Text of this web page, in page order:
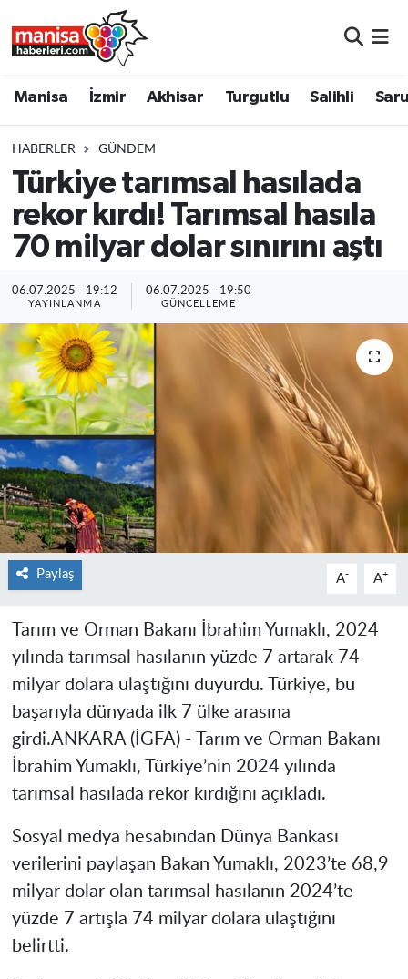
Manisa İzmir Akhisar Turgutlu Salihli
HABERLER GÜNDEM
Türkiye tarımsal hasılada
rekor kırdı! Tarımsal hasıla
70 milyar dolar sınırını aştı
06.07.2025 - 19:12
YAYINLANMA
06.07.2025 - 19:50
GÜNCELLEME
Paylaş A- A+
Tarım ve Orman Bakanı İbrahim Yumaklı, 2024
yılında tarımsal hasılanın yüzde 7 artarak 74
milyar dolara ulaştığını duyurdu. Türkiye, bu
başarıyla dünyada ilk 7 ülke arasına
girdi.ANKARA (İGFA) -
Tarım ve Orman Bakanı
İbrahim Yumaklı, Türkiye’nin 2024 yılında
tarımsal hasılada rekor kırdığını açıkladı.
Sosyal medya hesabından Dünya Bankası
verilerini paylaşan Bakan Yumaklı, 2023’te 68,9
milyar dolar olan tarımsal hasılanın 2024’te
yüzde 7 artışla 74 milyar dolara ulaştığını
belirtti.
Turgutlu
Salihli
Saruhanlı
Soma
Resmi İlanlar
Manisa Nöbetçi Eczaneler
Manisa Trafik Yoğunluk Haritası
Süper Lig Puan Durumu ve Fikstür
Tüm Manşetler
Son Dakika Haberleri
Haber Arşivi